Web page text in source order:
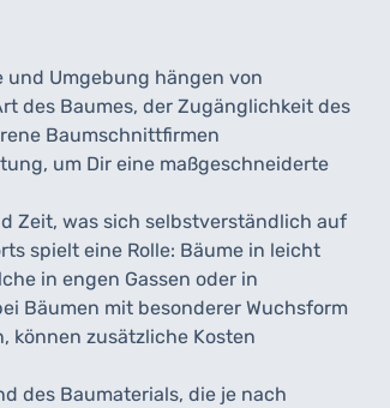
Umgebung hängen von
des Baumes, der Zugänglichkeit des
Baumschnittfirmen
um Dir eine maßgeschneiderte
Zeit, was sich selbstverständlich auf
spielt eine Rolle: Bäume in leicht
in engen Gassen oder in
Bäumen mit besonderer Wuchsform
können zusätzliche Kosten
des Baumaterials, die je nach